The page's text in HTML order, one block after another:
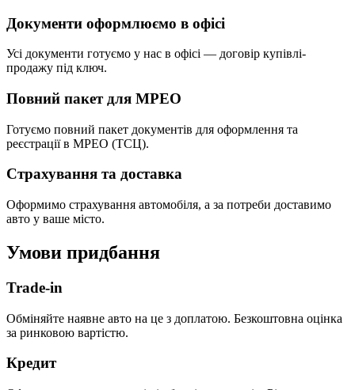
Документи оформлюємо в офісі
Усі документи готуємо у нас в офісі — договір купівлі-
продажу під ключ.
Повний пакет для МРЕО
Готуємо повний пакет документів для оформлення та
реєстрації в МРЕО (ТСЦ).
Страхування та доставка
Оформимо страхування автомобіля, а за потреби доставимо
авто у ваше місто.
Умови придбання
Trade-in
Обміняйте наявне авто на це з доплатою. Безкоштовна оцінка
за ринковою вартістю.
Кредит